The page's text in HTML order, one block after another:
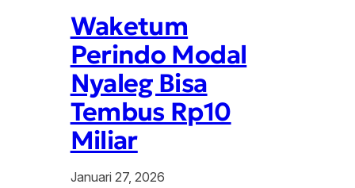
Waketum
Perindo Modal
Nyaleg Bisa
Tembus Rp10
Miliar
Januari 27, 2026